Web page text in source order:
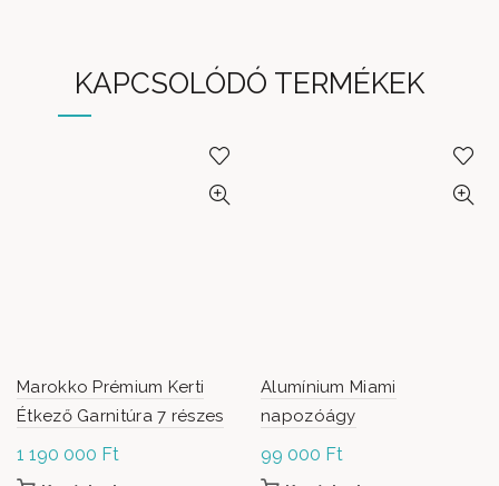
KAPCSOLÓDÓ TERMÉKEK
Marokko Prémium Kerti
Étkező Garnitúra 7 részes
1 190 000 Ft
Alumínium Miami
napozóágy
99 000 Ft